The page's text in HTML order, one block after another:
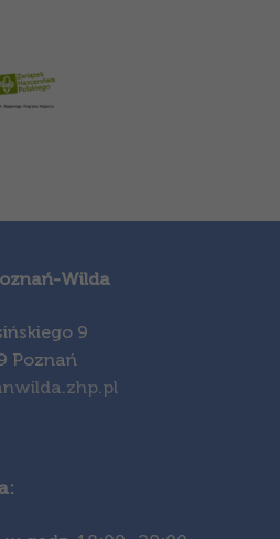
Wilda
9
Poznań